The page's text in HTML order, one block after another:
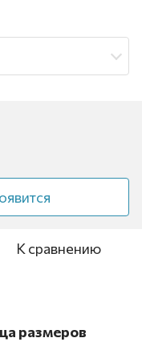
К сравнению